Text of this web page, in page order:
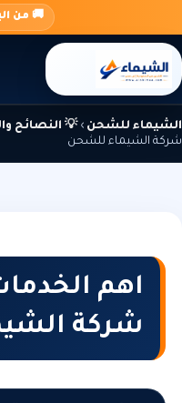
المحتوى
🚚 من
الشيماء للشحن › 💡 النصائح
شركة الشيماء للشحن
اهم
شركة